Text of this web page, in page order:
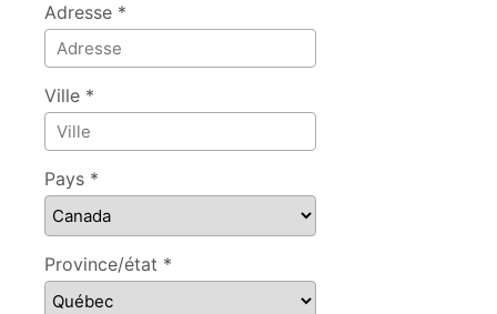
Adresse *
Ville *
Pays *
Province/état *